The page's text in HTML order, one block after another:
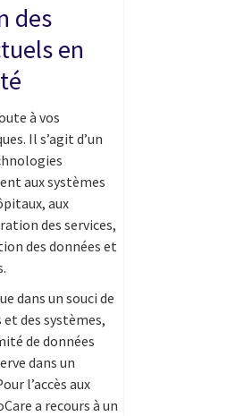
des
en
à vos
Il s’agit d’un
aux systèmes
aux
des services,
des données et
dans un souci de
des systèmes,
de données
dans un
l’accès aux
a recours à un